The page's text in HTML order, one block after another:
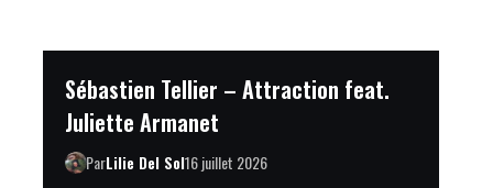
Sébastien Tellier – Attraction feat.
Juliette Armanet
ParLilie Del Sol16 juillet 2026